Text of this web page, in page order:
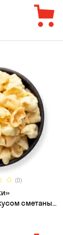
(0)
сметаны